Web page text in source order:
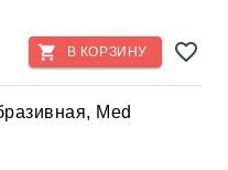
В КОРЗИНУ
Med